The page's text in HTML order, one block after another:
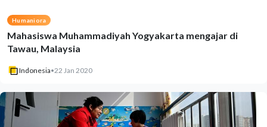
Humaniora
Mahasiswa Muhammadiyah Yogyakarta mengajar di
Tawau, Malaysia
Indonesia•22 Jan 2020